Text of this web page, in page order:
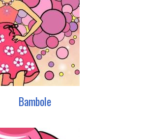
Bambole